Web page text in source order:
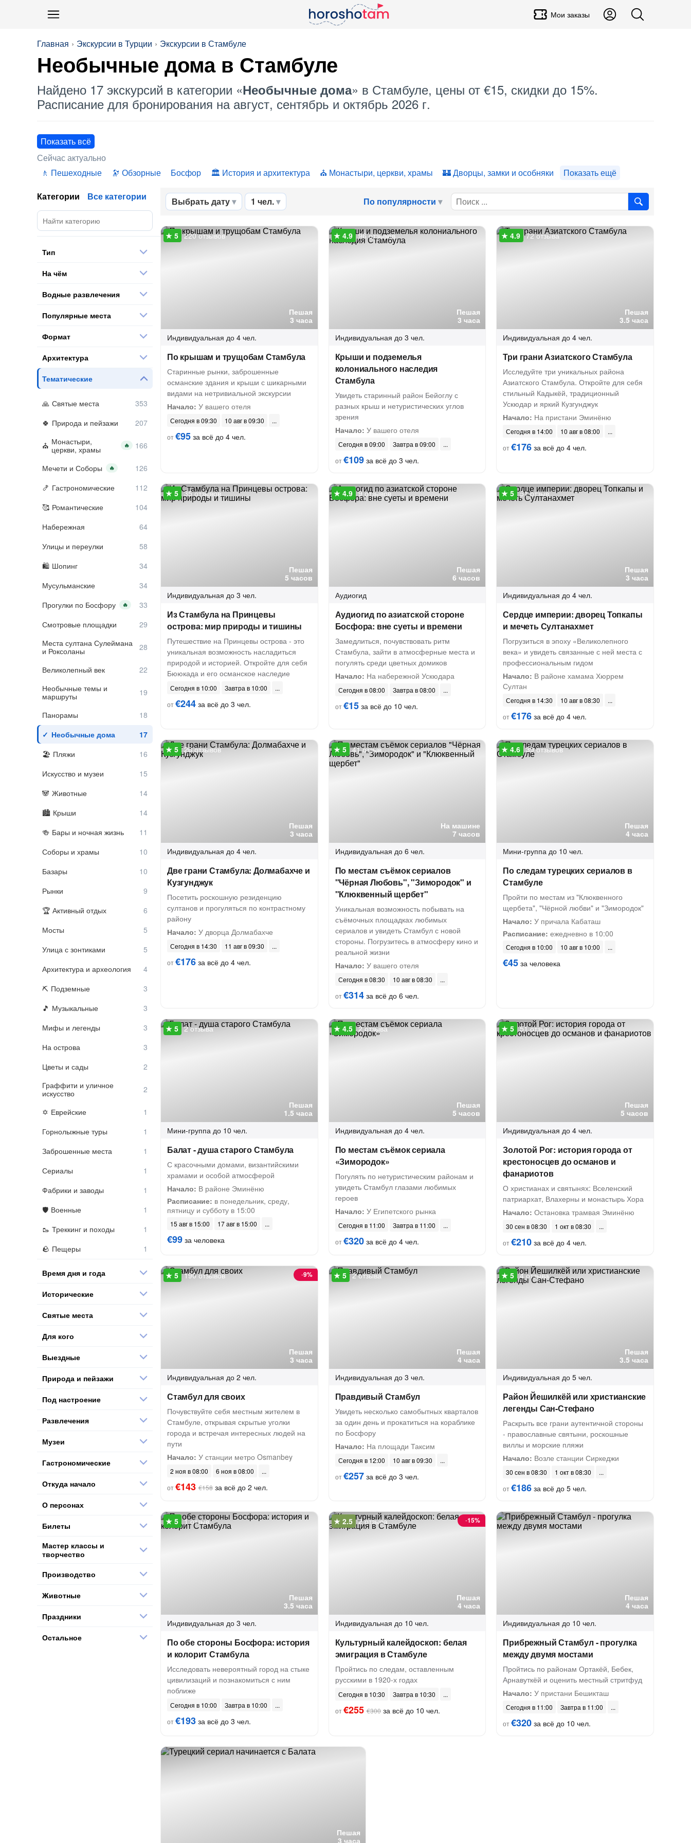
Мои заказы
Главная Экскурсии в Турции Экскурсии в Стамбуле
Необычные домав Стамбуле
Найдено 17 экскурсий в категории «Необычные дома» в Стамбуле, цены от €15, скидки до 15%.
Расписание для бронирования на август, сентябрь и октябрь 2026 г.
Показать всё
Сейчас актуально
Пешеходные
Обзорные Босфор История и архитектура Монастыри, церкви, храмы Дворцы, замки и особняки Показать ещё
Выбрать дату 1 чел. По популярности
Пешая
3 часа
220 отзывов
Индивидуальная до 4 чел.
По крышам и трущобам Стамбула
Старинные рынки, заброшенные
османские здания и крыши с шикарными
видами на нетривиальной экскурсии
Начало: У вашего отеля
Сегодня в 09:30
10 авг в 09:30
от€95 за всё до 4 чел.
Пешая
3 часа
96 отзывов
Индивидуальная до 3 чел.
Крыши и подземелья
колониального наследия
Стамбула
Увидеть старинный район Бейоглу с
разных крыш и нетуристических углов
зрения
Начало: У вашего отеля
Сегодня в 09:00
Завтра в 09:00
от€109за всё до 3 чел.
Пешая
3.5 часа
72 отзыва
Индивидуальная до 4 чел.
Три грани Азиатского Стамбула
Исследуйте три уникальных района
Азиатского Стамбула. Откройте для себя
стильный Кадыкёй, традиционный
Ускюдар и яркий Кузгунджук
Начало: На пристани Эминёню
Сегодня в 14:00
10 авг в 08:00
от€176 за всё до 4 чел.
Пешая
5 часов
35 отзывов
Индивидуальная до 3 чел.
Из Стамбула на Принцевы
острова: мир природы и тишины
Путешествие на Принцевы острова - это
уникальная возможность насладиться
природой и историей. Откройте для себя
Бююкада и его османское наследие
Сегодня в 10:00
Завтра в 10:00
от€244 за всё до 3 чел.
Пешая
6 часов
9 отзывов
Аудиогид
Аудиогид по азиатской стороне
Босфора: вне суеты и времени
Замедлиться, почувствовать ритм
Стамбула, зайти в атмосферные места и
погулять среди цветных домиков
Начало: На набережной Ускюдара
Сегодня в 08:00
Завтра в 08:00
от€15за всё до 10 чел.
Пешая
3 часа
51 отзыв
Индивидуальная до 4 чел.
Сердце империи: дворец Топкапы
и мечеть Султанахмет
Погрузиться в эпоху «Великолепного
века» и увидеть связанные с ней места с
профессиональным гидом
Начало: В районе хамама Хюррем
Султан
Сегодня в 14:30
10 авг в 08:30
от€176 за всё до 4 чел.
Пешая
3 часа
26 отзывов
Индивидуальная до 4 чел.
Две грани Стамбула: Долмабахче и
Кузгунджук
Посетить роскошную резиденцию
султанов и прогуляться по контрастному
району
Начало: У дворца Долмабахче
Сегодня в 14:30
11 авг в 09:30
от€176 за всё до 4 чел.
На машине
7 часов
41 отзыв
Индивидуальная до 6 чел.
По местам съёмок сериалов
"Чёрная Любовь", "Зимородок" и
"Клюквенный щербет"
Уникальная возможность побывать на
съёмочных площадках любимых
сериалов и увидеть Стамбул с новой
стороны. Погрузитесь в атмосферу кино и
реальной жизни
Начало: У вашего отеля
Сегодня в 08:30
10 авг в 08:30
от€314за всё до 6 чел.
Пешая
4 часа
39 отзывов
Мини-группа до 10 чел.
По следам турецких сериалов в
Стамбуле
Пройти по местам из "Клюквенного
щербета", "Чёрной любви" и "Зимородок"
Начало: У причала Кабаташ
Расписание: ежедневно в 10:00
Сегодня в 10:00 10 авг в 10:00
€45 за человека
Пешая
1.5 часа
2 отзыва
Мини-группа до 10 чел.
Балат - душа старого Стамбула
С красочными домами, византийскими
храмами и особой атмосферой
Начало: В районе Эминёню
Расписание: в понедельник, среду,
пятницу и субботу в 15:00
15 авг в 15:00 17 авг в 15:00
€99 за человека
Пешая
5 часов
2 отзыва
Индивидуальная до 4 чел.
По местам съёмок сериала
«Зимородок»
Погулять по нетуристическим районам и
увидеть Стамбул глазами любимых
героев
Начало: У Египетского рынка
Сегодня в 11:00
Завтра в 11:00
от€320за всё до 4 чел.
Пешая
5 часов
51 отзыв
Индивидуальная до 4 чел.
Золотой Рог: история города от
крестоносцев до османов и
фанариотов
О христианах и святынях: Вселенский
патриархат, Влахерны и монастырь Хора
Начало: Остановка трамвая Эминёню
30 сен в 08:30
1 окт в 08:30
от€210 за всё до 4 чел.
Пешая
3 часа
-9%
190 отзывов
Индивидуальная до 2 чел.
Стамбул для своих
Почувствуйте себя местным жителем в
Стамбуле, открывая скрытые уголки
города и встречая интересных людей на
пути
Начало: У станции метро Osmanbey
2 ноя в 08:00
6 ноя в 08:00
от€143 €158 за всё до 2 чел.
Пешая
4 часа
2 отзыва
Индивидуальная до 3 чел.
Правдивый Стамбул
Увидеть несколько самобытных кварталов
за один день и прокатиться на кораблике
по Босфору
Начало: На площади Таксим
Сегодня в 12:00
10 авг в 09:30
от€257за всё до 3 чел.
Пешая
3.5 часа
4 отзыва
Индивидуальная до 5 чел.
Район Йешилкёй или христианские
легенды Сан-Стефано
Раскрыть все грани аутентичной стороны
- православные святыни, роскошные
виллы и морские пляжи
Начало: Возле станции Сиркеджи
30 сен в 08:30
1 окт в 08:30
от€186 за всё до 5 чел.
Пешая
3.5 часа
1 отзыв
Индивидуальная до 3 чел.
По обе стороны Босфора: история
и колорит Стамбула
Исследовать невероятный город на стыке
цивилизаций и познакомиться с ним
поближе
Сегодня в 10:00
Завтра в 10:00
от€193 за всё до 3 чел.
Пешая
4 часа
-15%
2 отзыва
Индивидуальная до 10 чел.
Культурный калейдоскоп: белая
эмиграция в Стамбуле
Пройтись по следам, оставленным
русскими в 1920-х годах
Сегодня в 10:30
Завтра в 10:30
от€255 €300за всё до 10 чел.
Пешая
4 часа
Индивидуальная до 10 чел.
Прибрежный Стамбул - прогулка
между двумя мостами
Пройтись по районам Ортакёй, Бебек,
Арнавуткёй и оценить местный стритфуд
Начало: У пристани Бешикташ
Сегодня в 11:00
Завтра в 11:00
от€320 за всё до 10 чел.
Пешая
3 часа
Категории Все категории
Тип
На чём
Водные развлечения
Популярные места
Формат
Архитектура
Тематические
Святые места
Природа и пейзажи
Монастыри,
церкви, храмы
🔥
Мечети и Соборы 🔥
Гастрономические
Романтические
Набережная
Улицы и переулки
Шопинг
Мусульманские
Прогулки по Босфору
🔥
Смотровые площадки
Места султана Сулеймана
и Роксоланы
Великолепный век
Необычные темы и
маршруты
Панорамы
Необычные дома
Пляжи
Искусство и музеи
Животные
Крыши
Бары и ночная жизнь
Соборы и храмы
Базары
Рынки
Активный отдых
Мосты
Улица с зонтиками
Архитектура и археология
Подземные
Музыкальные
Мифы и легенды
На острова
Цветы и сады
Граффити и уличное
искусство
Еврейские
Горнолыжные туры
Заброшенные места
Сериалы
Фабрики и заводы
Военные
Треккинг и походы
Пещеры
Время дня и года
Исторические
Святые места
Для кого
Выездные
Природа и пейзажи
Под настроение
Развлечения
Музеи
Гастрономические
Откуда начало
О персонах
Билеты
Мастер классы и
творчество
Производство
Животные
Праздники
Остальное